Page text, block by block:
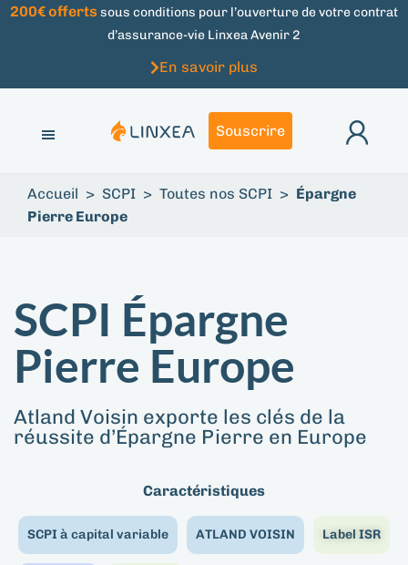
200€ offerts sous conditions pour l’ouverture de votre contrat
d’assurance-vie Linxea Avenir 2
En savoir plus
Souscrire
Accueil > SCPI > Toutes nos SCPI > Épargne
Pierre Europe
SCPI Épargne
Pierre Europe
Atland Voisin exporte les clés de la
réussite d’Épargne Pierre en Europe
Caractéristiques
SCPI à capital variable ATLAND VOISIN Label ISR